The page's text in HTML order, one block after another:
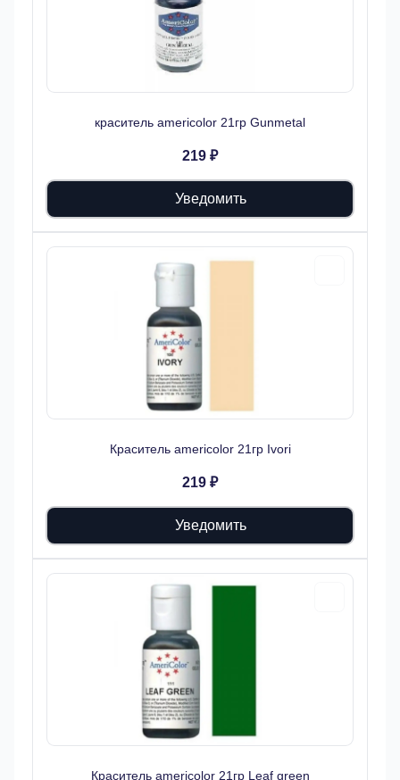
краситель americolor 21гр Gunmetal
219 ₽
Уведомить
Краситель americolor 21гр Ivori
219 ₽
Уведомить
Краситель americolor 21гр Leaf green